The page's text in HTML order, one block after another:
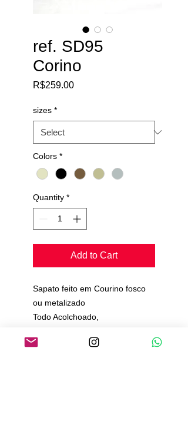
ref. SD95
Corino
R$259.00Price
sizes *
Colors *
Quantity *
Add to Cart
Sapato feito em Courino fosco
ou metalizado
Todo Acolchoado,